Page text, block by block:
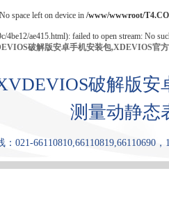
space left on device in /www/wwwroot/
4be12/ae415.html): failed to open stream: No
破解版安卓手机安装包,XDEVIOS官
破解版
测量动静态
：021-66110810,66110819,66110690，
张力仪 XDEVIOS官